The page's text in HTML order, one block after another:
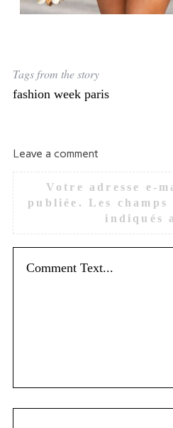
Tags from the story
fashion week paris
Leave a comment
Votre adresse e-
publiée.
Les
indiqués